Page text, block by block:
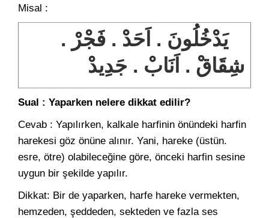
Misal :
يَدْخُلُونَ . اَحَدْ . فَجْرْ .
شِقَاقْ . اَنَابْ . جَدِيدْ
Sual : Yaparken nelere dikkat edilir?
Cevab : Yapılırken, kalkale harfinin önündeki harfin
harekesi göz önüne alınır. Yani, hareke (üstün.
esre, ötre) olabileceğine göre, önceki harfin sesine
uygun bir şekilde yapılır.
Dikkat: Bir de yaparken, harfe hareke vermekten,
hemzeden, şeddeden, sekteden ve fazla ses